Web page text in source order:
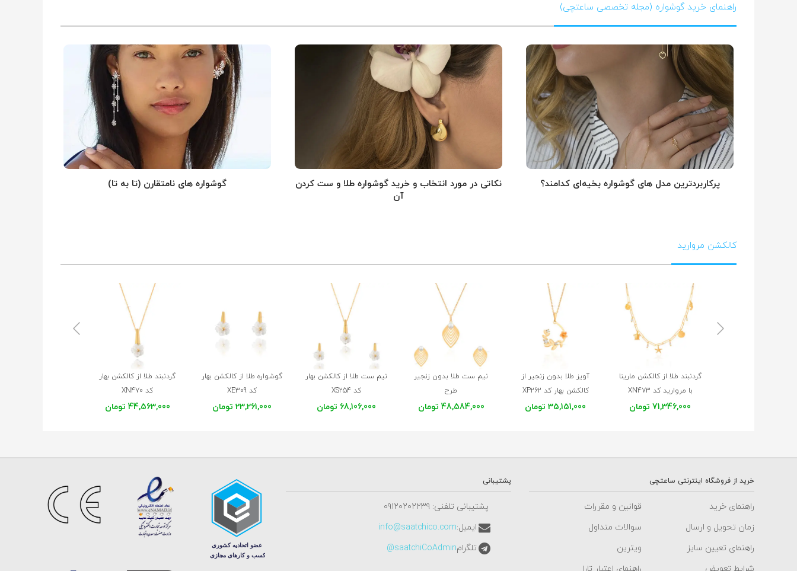
راهنمای خرید گوشواره (مجله تخصصی ساعتچی)
پرکاربردترین مدل های گوشواره بخیه‌ای کدامند؟
نکاتی در مورد انتخاب و خرید گوشواره طلا و ست کردن
آن
گوشواره های نامتقارن (تا به تا)
کالکشن مروارید
گردنبند طلا از کالکشن مارینا
با مروارید کد XN473
71,346,000 تومان
آویز طلا بدون زنجیر از
کالکشن بهار کد XP262
35,151,000 تومان
نیم ست طلا بدون زنجیر
طرح
برگ و مروارید کد XS255
48,584,000 تومان
نیم ست طلا از کالکشن بهار
کد XS254
68,106,000 تومان
گوشواره طلا از کالکشن بهار
کد XE309
23,261,000 تومان
گردنبند طلا از کالکشن بهار
کد XN470
44,563,000 تومان
خرید از فروشگاه اینترنتی ساعتچی
راهنمای خرید
قوانین و مقررات
زمان تحویل و ارسال
سوالات متداول
راهنمای تعیین سایز
ویترین
شرایط تعویض
راهنمای اعتبار تارا
پشتیبانی
پشتیبانی تلفنی: ٠٩١٢٠٢٠٢٢٣٩
ایمیل:info@saatchico.com
تلگرامsaatchiCoAdmin@